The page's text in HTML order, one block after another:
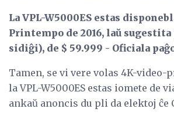
La VPL-W5000ES estas
Printempo de 2016, laŭ
sidiĝi), de $ 59.999 - Oficiala
Tamen, se vi vere volas 4K-
la VPL-W5000ES estas iomete de
ankaŭ anoncis du pli da elektoj ĉe